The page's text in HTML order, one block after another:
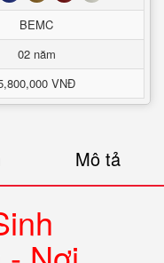
BEMC
02 năm
VNĐ
Mô tả